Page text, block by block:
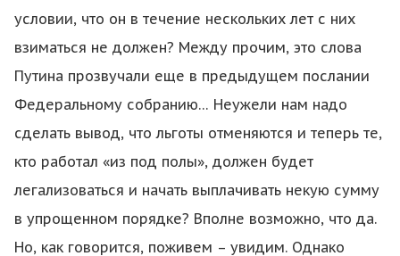
условии, что он в течение нескольких лет с них
взиматься не должен? Между прочим, это слова
Путина прозвучали еще в предыдущем послании
Федеральному собранию… Неужели нам надо
сделать вывод, что льготы отменяются и теперь те,
кто работал «из под полы», должен будет
легализоваться и начать выплачивать некую сумму
в упрощенном порядке? Вполне возможно, что да.
Но, как говорится, поживем – увидим. Однако